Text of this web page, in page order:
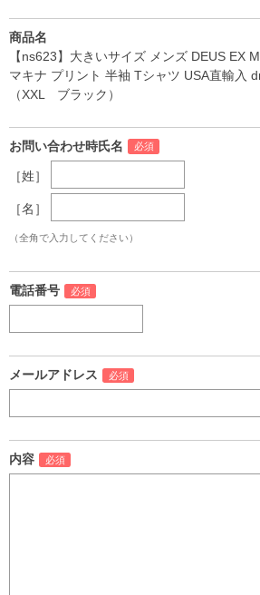
商品名
【ns623】大きいサイズ メンズ DEUS EX
マキナ プリント 半袖 Tシャツ USA直輸入
（XXL ブラック）
お問い合わせ時氏名
［姓］
［名］
（全角で入力してください）
電話番号
メールアドレス
内容